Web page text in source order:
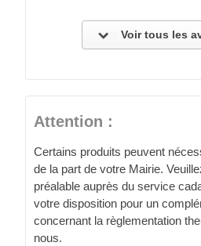
Voir tous les
Attention :
Certains produits peuvent
de la part de votre Mairie.
préalable auprès du service
votre disposition pour un
concernant la règlementation
nous.